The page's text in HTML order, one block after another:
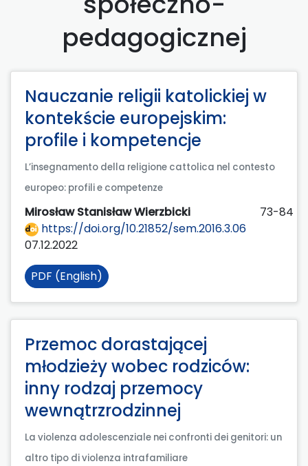
pedagogicznej
Nauczanie religii katolickiej w
kontekście europejskim:
profile i kompetencje
L’insegnamento della religione cattolica nel contesto
europeo: profili e competenze
Mirosław Stanisław Wierzbicki
73-84
https://doi.org/10.21852/sem.2016.3.06
07.12.2022
PDF (English)
Przemoc dorastającej
młodzieży wobec rodziców:
inny rodzaj przemocy
wewnątrzrodzinnej
La violenza adolescenziale nei confronti dei genitori: un
altro tipo di violenza intrafamiliare